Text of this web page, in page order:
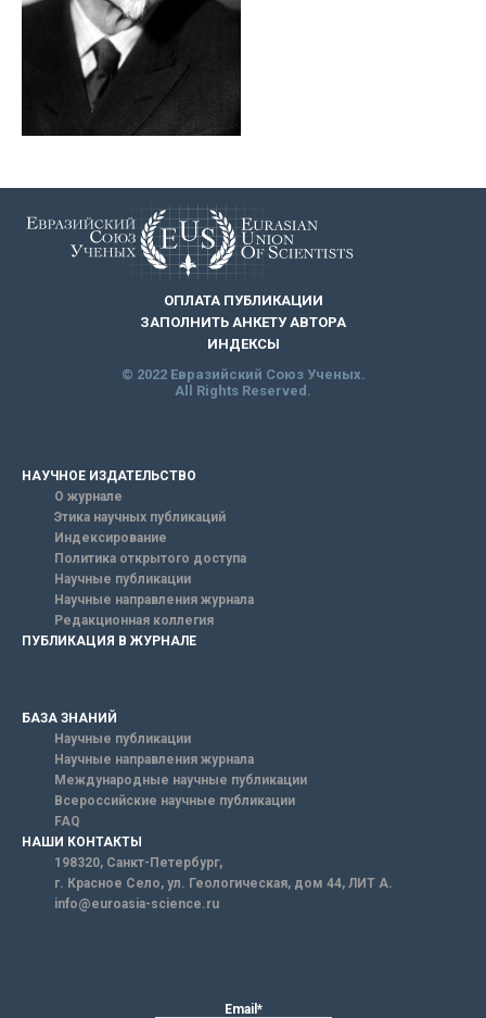
ОПЛАТА ПУБЛИКАЦИИ
ЗАПОЛНИТЬ АНКЕТУ АВТОРА
ИНДЕКСЫ
© 2022 Евразийский Союз Ученых.
All Rights Reserved.
НАУЧНОЕ ИЗДАТЕЛЬСТВО
О журнале
Этика научных публикаций
Индексирование
Политика открытого доступа
Научные публикации
Научные направления журнала
Редакционная коллегия
ПУБЛИКАЦИЯ В ЖУРНАЛЕ
БАЗА ЗНАНИЙ
Научные публикации
Научные направления журнала
Международные научные публикации
Всероссийские научные публикации
FAQ
НАШИ КОНТАКТЫ
198320, Санкт-Петербург,
г. Красное Село, ул. Геологическая, дом 44, ЛИТ А.
info@euroasia-science.ru
Email*